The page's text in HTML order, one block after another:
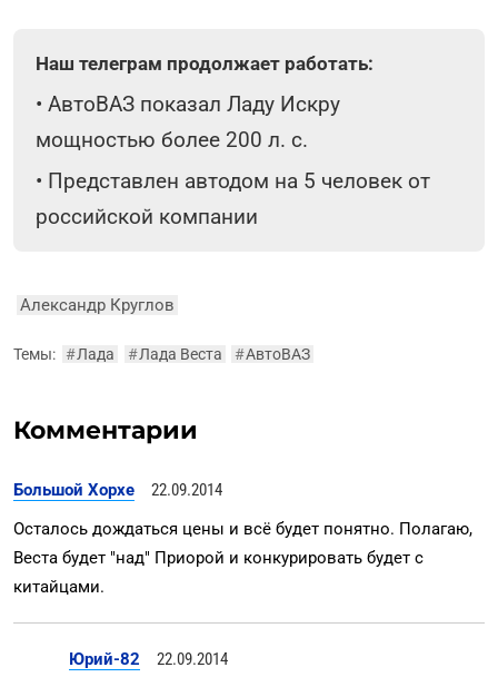
Наш телеграм продолжает работать:
• АвтоВАЗ показал Ладу Искру
мощностью более 200 л. с.
• Представлен автодом на 5 человек от
российской компании
Александр Круглов
Темы: #Лада #Лада Веста #АвтоВАЗ
Комментарии
Большой Хорхе
22.09.2014
Осталось дождаться цены и всё будет понятно. Полагаю,
Веста будет "над" Приорой и конкурировать будет с
китайцами.
Юрий-82
22.09.2014